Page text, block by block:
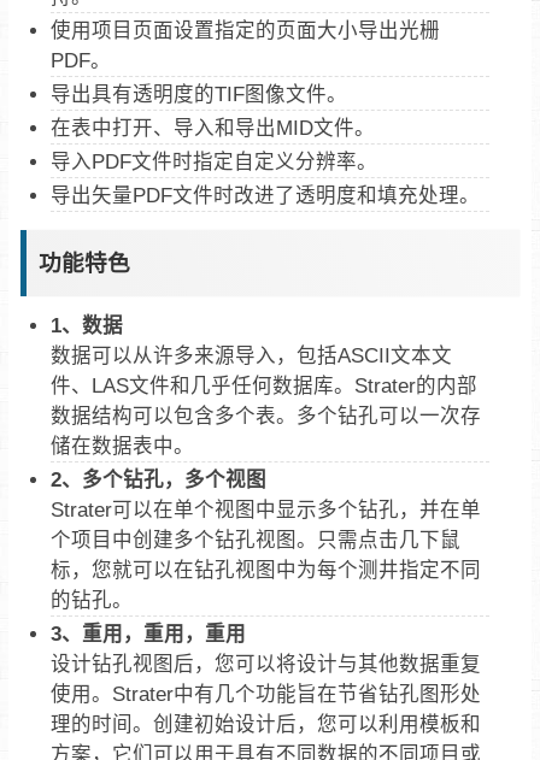
使用项目页面设置指定的页面大小导出光栅
PDF。
导出具有透明度的TIF图像文件。
在表中打开、导入和导出MID文件。
导入PDF文件时指定自定义分辨率。
导出矢量PDF文件时改进了透明度和填充处理。
功能特色
1、数据
数据可以从许多来源导入，包括ASCII文本文
件、LAS文件和几乎任何数据库。Strater的内部
数据结构可以包含多个表。多个钻孔可以一次存
储在数据表中。
2、多个钻孔，多个视图
Strater可以在单个视图中显示多个钻孔，并在单
个项目中创建多个钻孔视图。只需点击几下鼠
标，您就可以在钻孔视图中为每个测井指定不同
的钻孔。
3、重用，重用，重用
设计钻孔视图后，您可以将设计与其他数据重复
使用。Strater中有几个功能旨在节省钻孔图形处
理的时间。创建初始设计后，您可以利用模板和
方案，它们可以用于具有不同数据的不同项目或